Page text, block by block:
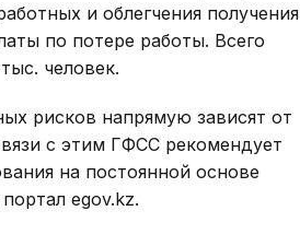
и облегчения получения
по потере работы. Всего
человек.
рисков напрямую зависят от
с этим ГФСС рекомендует
на постоянной основе
egov.kz.